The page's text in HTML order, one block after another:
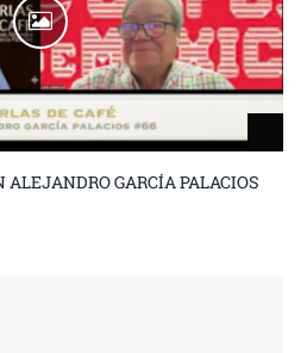
ALEJANDRO GARCÍA PALACIOS